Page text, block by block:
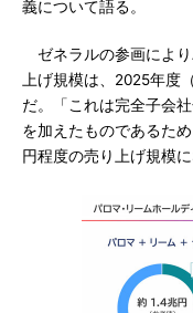
義について語る。
ゼネラルの参画により
上げ規模は、2025年度
だ。「これは完全子会
を加えたものであるた
円程度の売り上げ規模